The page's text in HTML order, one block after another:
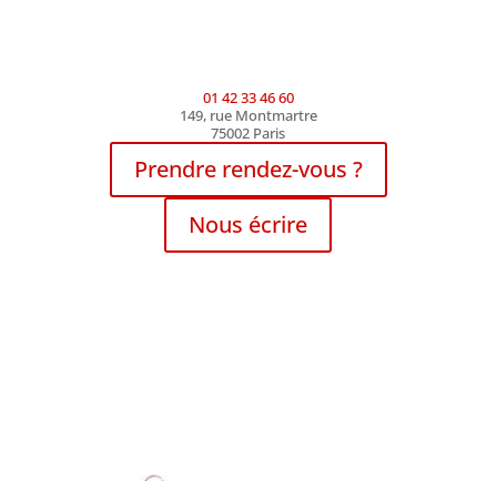
01 42 33 46 60
149, rue Montmartre
75002 Paris
Prendre rendez-vous ?
Nous écrire